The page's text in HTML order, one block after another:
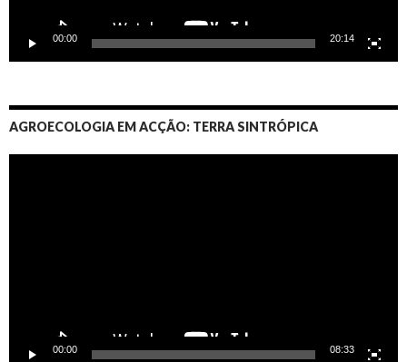
00:00 20:14
AGROECOLOGIA EM ACÇÃO: TERRA SINTRÓPICA
00:00 08:33